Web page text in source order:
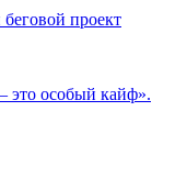
проект
это особый кайф».